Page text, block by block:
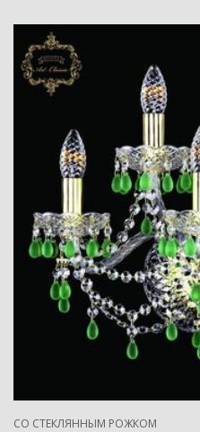
СО СТЕКЛЯННЫМ РОЖКОМ